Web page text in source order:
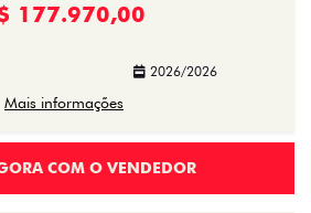
177.970,00
2026/2026
Mais informações
COM O VENDEDOR